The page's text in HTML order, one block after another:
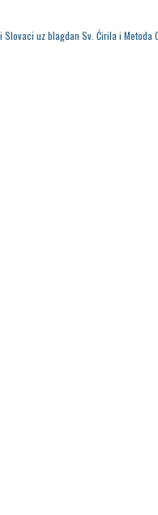
Slovaci uz blagdan Sv. Ćirila i Metoda